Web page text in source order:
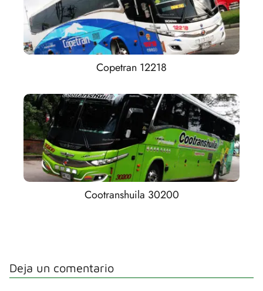
Copetran 12218
Cootranshuila 30200
Deja un comentario